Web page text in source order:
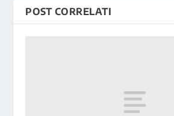
POST CORRELATI